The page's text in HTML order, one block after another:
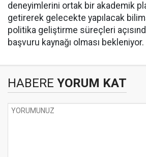
deneyimlerini ortak bir akademik
getirerek gelecekte yapılacak
politika geliştirme süreçleri
başvuru kaynağı olması bekleniyor.
HABERE YORUM KAT